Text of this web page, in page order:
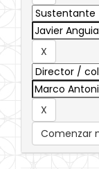
Comenzar